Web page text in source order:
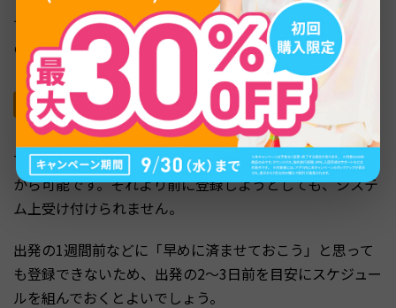
ておきたい注意点があります。よくある疑問やトラブルへ
の対処法をまとめました。
登録は到着72時間前から｜早すぎると申請できな
い
TDACの登録は、タイ到着日を含めた3日前（72時間前）
から可能です。それより前に登録しようとしても、システ
ム上受け付けられません。
出発の1週間前などに「早めに済ませておこう」と思って
も登録できないため、出発の2〜3日前を目安にスケジュー
ルを組んでおくとよいでしょう。